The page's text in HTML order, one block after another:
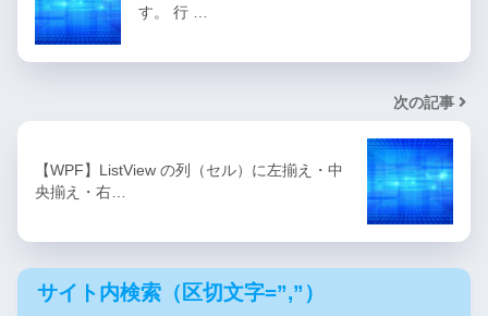
す。 行 …
次の記事
【WPF】ListView の列（セル）に左揃え・中
央揃え・右…
サイト内検索（区切文字=”,”）